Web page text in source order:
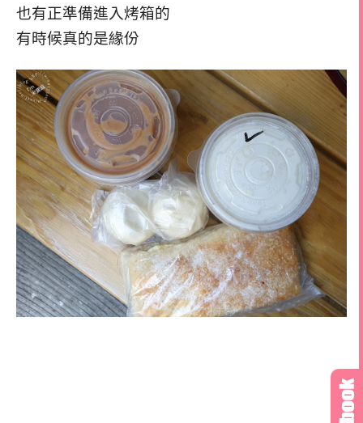
也有正準備進入烤箱的
有時候真的是緣份